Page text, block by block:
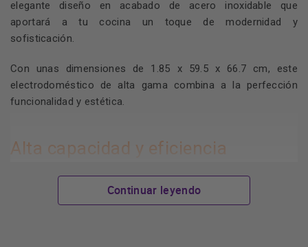
elegante diseño en acabado de acero inoxidable que
aportará a tu cocina un toque de modernidad y
sofisticación.
Con unas dimensiones de 1.85 x 59.5 x 66.7 cm, este
electrodoméstico de alta gama combina a la perfección
funcionalidad y estética.
Alta capacidad y eficiencia
El Haier HDPW5618DNPK está diseñado para satisfacer
todas tus necesidades de refrigeración. Su voluminosa
Continuar leyendo